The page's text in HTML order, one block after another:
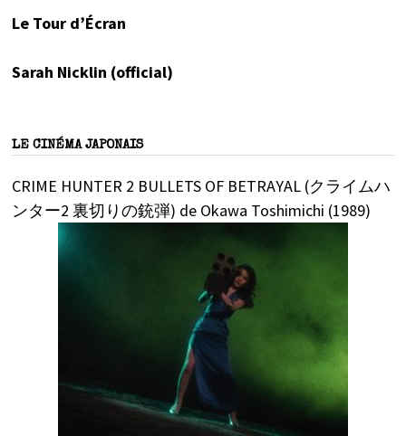
Le Tour d’Écran
Sarah Nicklin (official)
LE CINÉMA JAPONAIS
CRIME HUNTER 2 BULLETS OF BETRAYAL (クライムハ
ンター2 裏切りの銃弾) de Okawa Toshimichi (1989)